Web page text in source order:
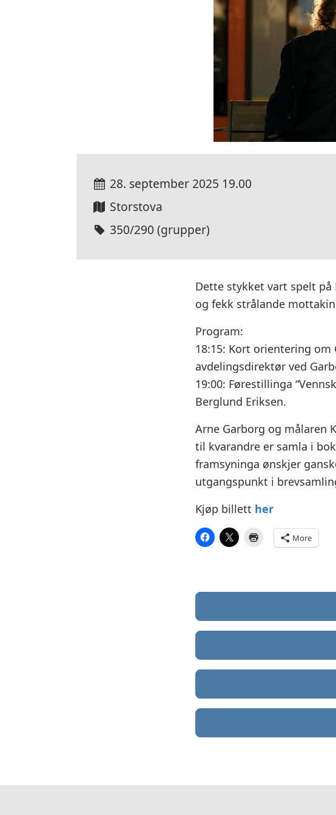
28. september 2025 19.00
Storstova
350/290 (grupper)
Dette stykket vart spelt på
og fekk strålande
Program:
18:15: Kort orientering
avdelingsdirektør ved
19:00: Førestillinga
Berglund Eriksen.
Arne Garborg og målaren
til kvarandre er samla i
framsyninga ønskjer
utgangspunkt i
Kjøp billett her
More